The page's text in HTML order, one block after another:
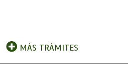
MÁS TRÁMITES